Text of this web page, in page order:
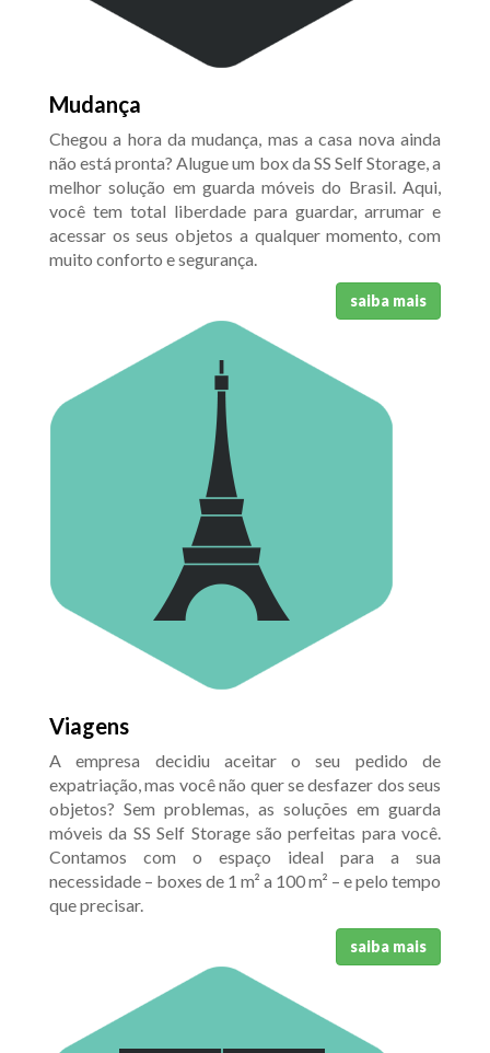
Mudança
Chegou a hora da mudança, mas a casa nova ainda
não está pronta? Alugue um box da SS Self Storage, a
melhor solução em guarda móveis do Brasil. Aqui,
você tem total liberdade para guardar, arrumar e
acessar os seus objetos a qualquer momento, com
muito conforto e segurança.
saiba mais
Viagens
A empresa decidiu aceitar o seu pedido de
expatriação, mas você não quer se desfazer dos seus
objetos? Sem problemas, as soluções em guarda
móveis da SS Self Storage são perfeitas para você.
Contamos com o espaço ideal para a sua
necessidade – boxes de 1 m² a 100 m² – e pelo tempo
que precisar.
saiba mais